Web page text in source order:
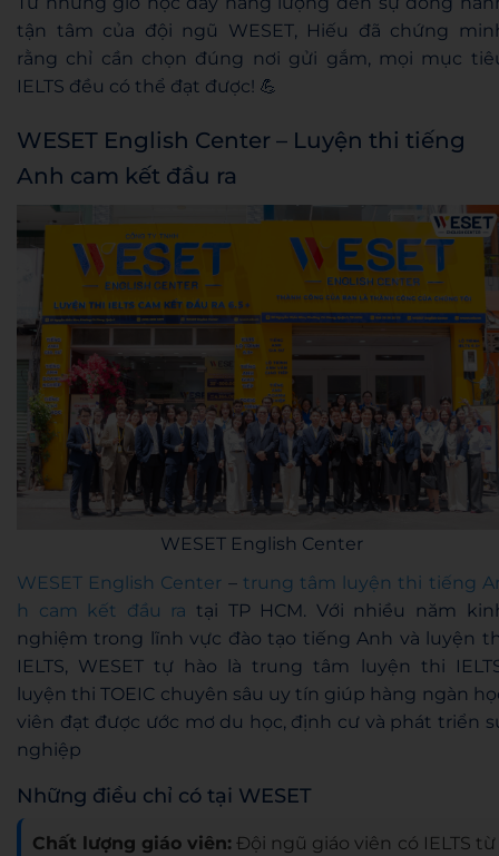
tận tâm của đội ngũ WESET, Hiếu đã chứng
rằng chỉ cần chọn đúng nơi gửi gắm, mọi mục
IELTS đều có thể đạt được! 💪
WESET English Center – Luyện thi tiếng
Anh cam kết đầu ra
WESET English Center
WESET English Center – trung tâm luyện thi tiếng
h cam kết đầu ra tại TP HCM. Với nhiều năm
nghiệm trong lĩnh vực đào tạo tiếng Anh và luyện
IELTS, WESET tự hào là trung tâm luyện thi
luyện thi TOEIC chuyên sâu uy tín giúp hàng ngàn
viên đạt được ước mơ du học, định cư và phát triển
nghiệp
Những điều chỉ có tại WESET
Chất lượng giáo viên: Đội ngũ giáo viên có IELTS từ